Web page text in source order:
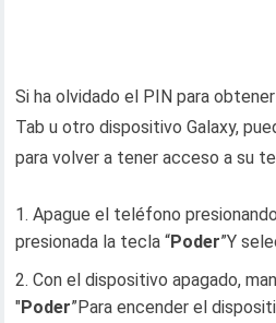
Si ha olvidado el PIN para
Tab u otro dispositivo Galaxy,
para volver a tener acceso a su
Apague el teléfono
presionada la tecla “Poder”Y
Con el dispositivo apagado,
"Poder”Para encender el